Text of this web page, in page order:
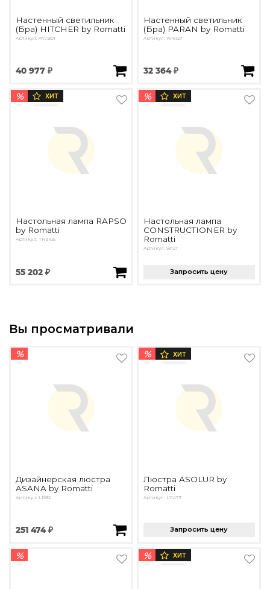
Настенный светильник
(Бра) HITCHER by Romatti
Артикул: AYJB01
40 977 ₽
Настенный светильник
(Бра) PARAN by Romatti
Артикул: W16127
32 364 ₽
% ХИТ
Настольная лампа RAPSO
by Romatti
Артикул: TH3105
55 202 ₽
% ХИТ
Настольная лампа
CONSTRUCTIONER by
Romatti
Артикул: 9312T
Запросить цену
Вы просматривали
%
Дизайнерская люстра
ASANA by Romatti
Артикул: L1932
251 474 ₽
% ХИТ
Люстра ASOLUR by
Romatti
Артикул: L11473
Запросить цену
% % ХИТ